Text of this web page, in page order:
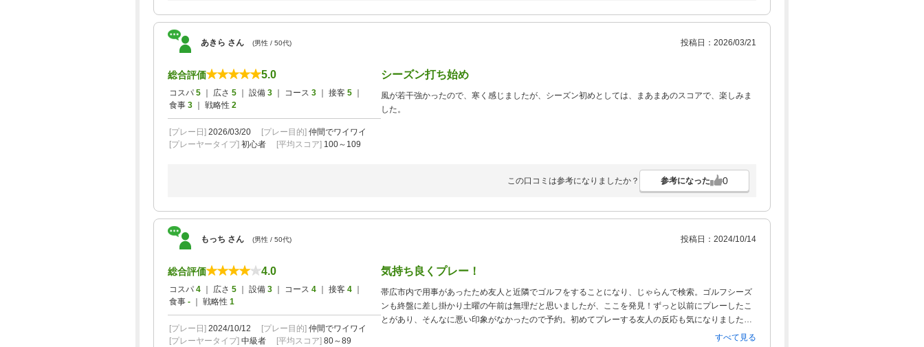
あきら さん (男性 / 50代) 投稿日：2026/03/21
総合評価 5.0
コスパ 5 ｜ 広さ 5 ｜ 設備 3 ｜ コース 3 ｜ 接客 5
食事 3 ｜ 戦略性 2
[プレー日] 2026/03/20 [プレー目的] 仲間でワイワイ
[プレーヤータイプ] 初心者 [平均スコア] 100～109
シーズン打ち始め
風が若干強かったので、寒く感じましたが、シーズン初めとしては、まあまあのスコアで、楽しみま
した。
この口コミは参考になりましたか？ 参考になった 0
もっち さん (男性 / 50代) 投稿日：2024/10/14
総合評価 4.0
コスパ 4 ｜ 広さ 5 ｜ 設備 3 ｜ コース 4 ｜ 接客 4
食事 - ｜ 戦略性 1
[プレー日] 2024/10/12 [プレー目的] 仲間でワイワイ
[プレーヤータイプ] 中級者 [平均スコア] 80～89
気持ち良くプレー！
帯広市内で用事があったため友人と近隣でゴルフをすることになり、じゃらんで検索。ゴルフシーズ
ンも終盤に差し掛かり土曜の午前は無理だと思いましたが、ここを発見！ずっと以前にプレーしたこ
とがあり、そんなに悪い印象がなかったので予約。初めてプレーする友人の反応も気になりました
が、コスパも良く満足したようでした！私も以前の記憶はほぼありませんでしが、広いフェアウエイ
すべて見る